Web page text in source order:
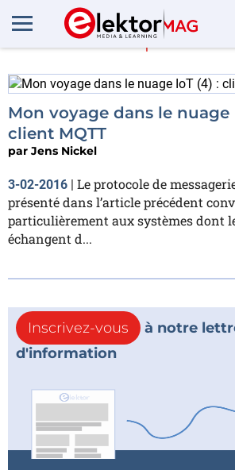
En savoir plus sur
Mon voyage dans le nuage
client MQTT
par Jens Nickel
3-02-2016 | Le protocole de
présenté dans l’article précédent
particulièrement aux systèmes dont
échangent d...
Inscrivez-vous
à notre
d'information